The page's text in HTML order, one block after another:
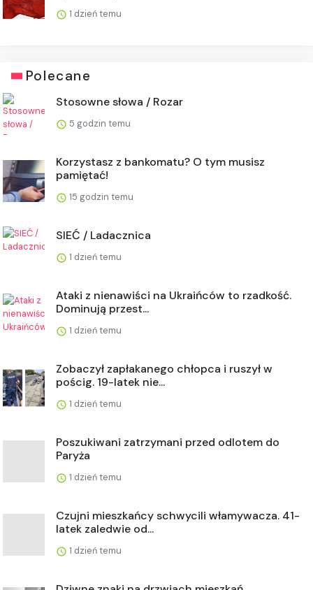
1 dzień temu
Polecane
Stosowne słowa / Rozar
5 godzin temu
Korzystasz z bankomatu? O tym musisz
pamiętać!
15 godzin temu
SIEĆ / Ladacznica
1 dzień temu
Ataki z nienawiści na Ukraińców to rzadkość.
Dominują przest...
1 dzień temu
Zobaczył zapłakanego chłopca i ruszył w
pościg. 19-latek nie...
1 dzień temu
Poszukiwani zatrzymani przed odlotem do
Paryża
1 dzień temu
Czujni mieszkańcy schwycili włamywacza. 41-
latek zaledwie od...
1 dzień temu